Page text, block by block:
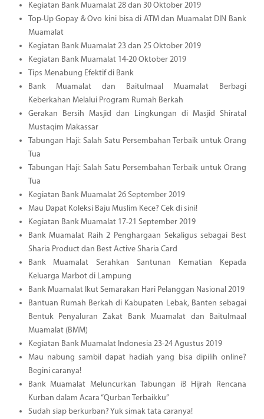
Kegiatan Bank Muamalat 28 dan 30 Oktober 2019
Top-Up Gopay & Ovo kini bisa di ATM dan Muamalat DIN Bank
Muamalat
Kegiatan Bank Muamalat 23 dan 25 Oktober 2019
Kegiatan Bank Muamalat 14-20 Oktober 2019
Tips Menabung Efektif di Bank
Bank Muamalat dan Baitulmaal Muamalat Berbagi
Keberkahan Melalui Program Rumah Berkah
Gerakan Bersih Masjid dan Lingkungan di Masjid Shiratal
Mustaqim Makassar
Tabungan Haji: Salah Satu Persembahan Terbaik untuk Orang
Tua
Tabungan Haji: Salah Satu Persembahan Terbaik untuk Orang
Tua
Kegiatan Bank Muamalat 26 September 2019
Mau Dapat Koleksi Baju Muslim Kece? Cek di sini!
Kegiatan Bank Muamalat 17-21 September 2019
Bank Muamalat Raih 2 Penghargaan Sekaligus sebagai Best
Sharia Product dan Best Active Sharia Card
Bank Muamalat Serahkan Santunan Kematian Kepada
Keluarga Marbot di Lampung
Bank Muamalat Ikut Semarakan Hari Pelanggan Nasional 2019
Bantuan Rumah Berkah di Kabupaten Lebak, Banten sebagai
Bentuk Penyaluran Zakat Bank Muamalat dan Baitulmaal
Muamalat (BMM)
Kegiatan Bank Muamalat Indonesia 23-24 Agustus 2019
Mau nabung sambil dapat hadiah yang bisa dipilih online?
Begini caranya!
Bank Muamalat Meluncurkan Tabungan iB Hijrah Rencana
Kurban dalam Acara “Qurban Terbaikku”
Sudah siap berkurban? Yuk simak tata caranya!